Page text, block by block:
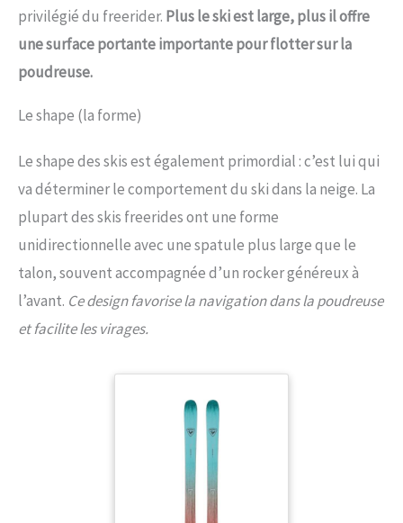
privilégié du freerider. Plus le ski est large, plus il offre
une surface portante importante pour flotter sur la
poudreuse.
Le shape (la forme)
Le shape des skis est également primordial : c’est lui qui
va déterminer le comportement du ski dans la neige. La
plupart des skis freerides ont une forme
unidirectionnelle avec une spatule plus large que le
talon, souvent accompagnée d’un rocker généreux à
l’avant. Ce design favorise la navigation dans la poudreuse
et facilite les virages.